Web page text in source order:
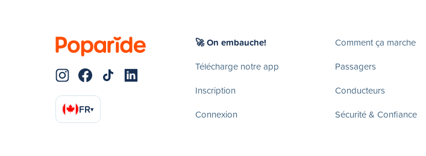
FR▾
🚀 On embauche!
Télécharge notre app
Inscription
Connexion
Comment ça marche
Passagers
Conducteurs
Sécurité & Confiance